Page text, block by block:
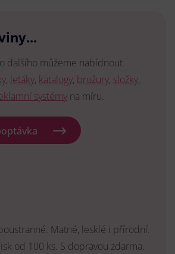
dalšího můžeme nabídnout.
, letáky, katalogy, brožury, složky,
systémy na míru.
Matné, lesklé i přírodní.
od 100 ks. S dopravou zdarma.